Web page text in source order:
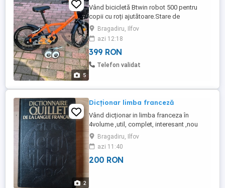
5
Vând bicicletă Btwin robot 500 pentru
copii cu roți ajutătoare.Stare de
funcționare foarte bună.
Bragadiru, Ilfov
azi 12:18
399 RON
Telefon validat
2
Dicționar limba franceză
Vând dicționar in limba franceza în
4volume ,util, complet, interesant ,nou
nouțe,neuzate,in stare perfectă,cu titlul:
DICTIONNAIRE QUILLET DE LA LANGUE
FRANCAISE Menționez că toate sunt de
culoare neagră,doar in poze văd că au
Bragadiru, Ilfov
azi 11:40
200 RON